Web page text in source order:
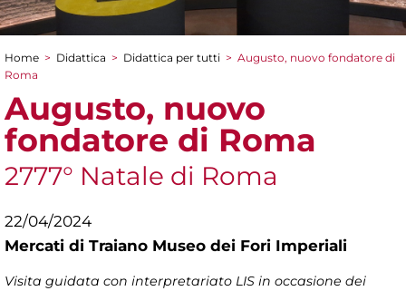
Tu sei qui
Home > Didattica > Didattica per tutti > Augusto, nuovo fondatore di
Roma
Augusto, nuovo
fondatore di Roma
2777° Natale di Roma
22/04/2024
Mercati di Traiano Museo dei Fori Imperiali
Visita guidata con interpretariato LIS in occasione dei